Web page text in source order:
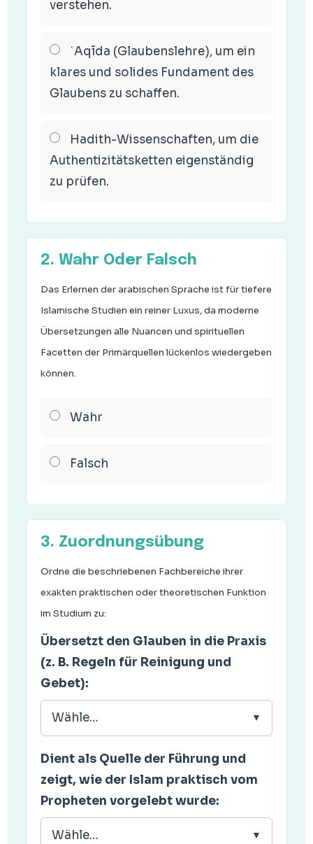
verstehen.
ʿAqīda (Glaubenslehre), um ein
klares und solides Fundament des
Glaubens zu schaffen.
Hadith-Wissenschaften, um die
Authentizitätsketten eigenständig
zu prüfen.
2. Wahr Oder Falsch
Das Erlernen der arabischen Sprache ist für tiefere
Islamische Studien ein reiner Luxus, da moderne
Übersetzungen alle Nuancen und spirituellen
Facetten der Primärquellen lückenlos wiedergeben
können.
Wahr
Falsch
3. Zuordnungsübung
Ordne die beschriebenen Fachbereiche ihrer
exakten praktischen oder theoretischen Funktion
im Studium zu:
Übersetzt den Glauben in die Praxis
(z. B. Regeln für Reinigung und
Gebet):
Wähle…
Dient als Quelle der Führung und
zeigt, wie der Islam praktisch vom
Propheten vorgelebt wurde:
Wähle…